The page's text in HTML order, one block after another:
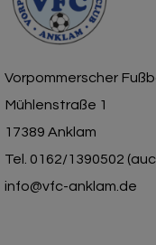
Vorpommerscher
Mühlenstraße 1
17389 Anklam
Tel. 0162/1390502
info@vfc-anklam.de